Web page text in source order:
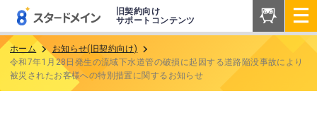
旧契約向け
サポートコンテンツ
ホーム
お知らせ(旧契約向け)
令和7年1月28日発生の流域下水道管の破損に起因する道路陥没事故により
被災されたお客様への特別措置に関するお知らせ